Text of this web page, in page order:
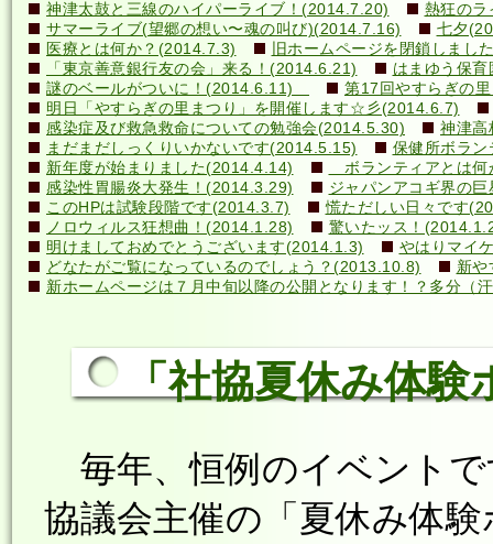
神津太鼓と三線のハイパーライブ！(2014.7.20)
熱狂の
サマーライブ(望郷の想い〜魂の叫び)(2014.7.16)
七夕
医療とは何か？(2014.7.3)
旧ホームページを閉鎖しまし
「東京善意銀行友の会」来る！(2014.6.21)
はまゆう保
謎のベールがついに！(2014.6.11)
第17回やすらぎの
明日「やすらぎの里まつり」を開催します☆彡(2014.6.7)
感染症及び救急救命についての勉強会(2014.5.30)
神津高
まだまだしっくりいかないです(2014.5.15)
保健所ボラ
新年度が始まりました(2014.4.14)
ボランティアとは
感染性胃腸炎大発生！(2014.3.29)
ジャパンアコギ界の
このHPは試験段階です(2014.3.7)
慌ただしい日々です
ノロウィルス狂想曲！(2014.1.28)
驚いたッス！
明けましておめでとうございます(2014.1.3)
やはりマイ
どなたがご覧になっているのでしょう？(2013.10.8)
新や
新ホームページは７月中旬以降の公開となります！？多分
「社協夏休み体
毎年、恒例のイベントで
協議会主催の「夏休み体